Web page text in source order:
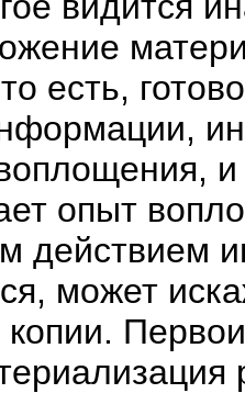
есть,
опыт
действием
может